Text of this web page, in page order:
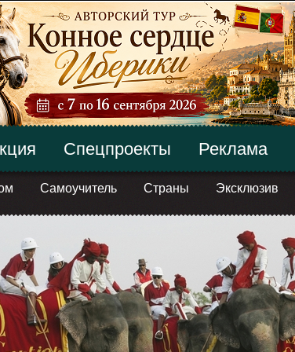
Самоучитель Страны Эксклюзив
Спецпроекты Реклама